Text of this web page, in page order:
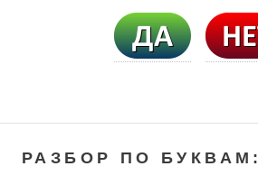
РАЗБОР ПО БУКВАМ: